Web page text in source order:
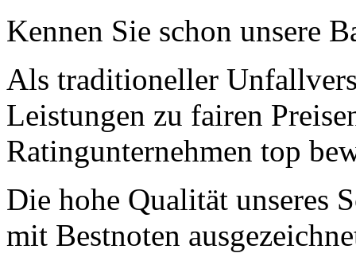
Kennen Sie schon unsere
Als traditioneller
Leistungen zu fairen
Ratingunternehmen top
Die hohe Qualität unseres
mit Bestnoten